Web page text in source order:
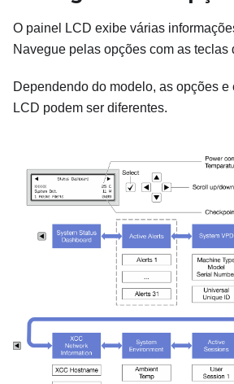
O painel LCD exibe várias
Navegue pelas opções com as teclas
Dependendo do modelo, as opções e
LCD podem ser diferentes.